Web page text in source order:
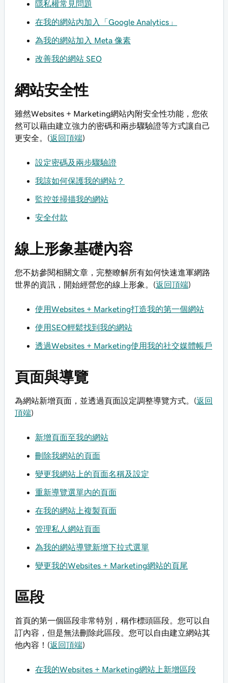
隱私權常見問題
在我的網站內加入「Google Analytics」
為我的網站加入 Meta 像素
改善我的網站 SEO
網站安全性
雖然Websites + Marketing網站內附安全性功能，您依
然可以藉由建立強力的密碼和兩步驟驗證等方式讓自己
更安全。(返回頂端)
設定密碼及兩步驟驗證
我該如何保護我的網站？
監控並掃描我的網站
安全付款
線上形象基礎內容
您不妨參閱相關文章，完整瞭解所有如何快速進軍網路
世界的資訊，開始經營您的線上形象。(返回頂端)
使用Websites + Marketing打造我的第一個網站
使用SEO輕鬆找到我的網站
透過Websites + Marketing使用我的社交媒體帳戶
頁面與導覽
為網站新增頁面，並透過頁面設定調整導覽方式。(返回
頂端)
新增頁面至我的網站
刪除我網站的頁面
變更我網站上的頁面名稱及設定
重新導覽選單內的頁面
在我的網站上複製頁面
管理私人網站頁面
為我的網站導覽新增下拉式選單
變更我的Websites + Marketing網站的頁尾
區段
首頁的第一個區段非常特別，稱作標頭區段。您可以自
訂內容，但是無法刪除此區段。您可以自由建立網站其
他內容！(返回頂端)
在我的Websites + Marketing網站上新增區段